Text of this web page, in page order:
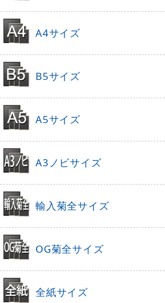
A4サイズ
B5サイズ
A5サイズ
A3ノビサイズ
輸入菊全サイズ
OG菊全サイズ
全紙サイズ